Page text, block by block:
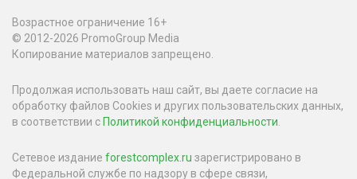
Возрастное ограничение 16+
© 2012-2026 PromoGroup Media
Копирование материалов запрещено.
Продолжая использовать наш сайт, вы даете согласие на
обработку файлов Cookies и других пользовательских данных,
в соответствии с Политикой конфиденциальности
Сетевое издание forestcomplex.ru зарегистрировано в
Федеральной службе по надзору в сфере связи,